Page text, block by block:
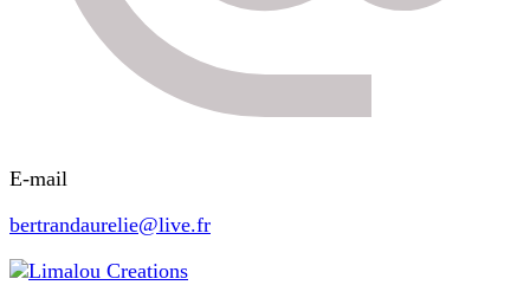
E-mail
bertrandaurelie@live.fr